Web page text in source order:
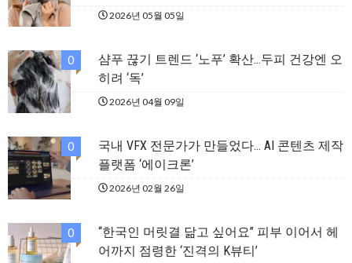
2026년 05월 05일
0
샴푸 끊기 트렌드 ‘노푸’ 확산…두피 건강엔 오
히려 ‘독’
2026년 04월 09일
0
국내 VFX 전문가가 만들었다… AI 콘텐츠 제작
플랫폼 ‘에이크론’
2026년 02월 26일
0
“한국인 머릿결 닮고 싶어요” 피부 이어서 헤
어까지 점령한 ‘진격의 K뷰티’